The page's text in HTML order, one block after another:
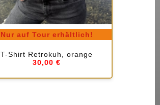
T-Shirt Retrokuh, orange
30,00 €
Nur auf Tour erhältlich!